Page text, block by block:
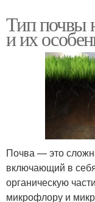
Тип почвы
и их
Почва — это
включающий в
органическую
микрофлору и